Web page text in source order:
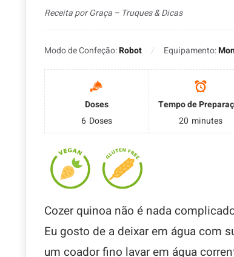
Receita por Graça – Truques & Dicas
Modo de Confeção:Robot Equipamento:
Doses
6 Doses
Tempo de
20 minutes
Cozer quinoa não é nada
Eu gosto de a deixar em água com
um coador fino lavar em água